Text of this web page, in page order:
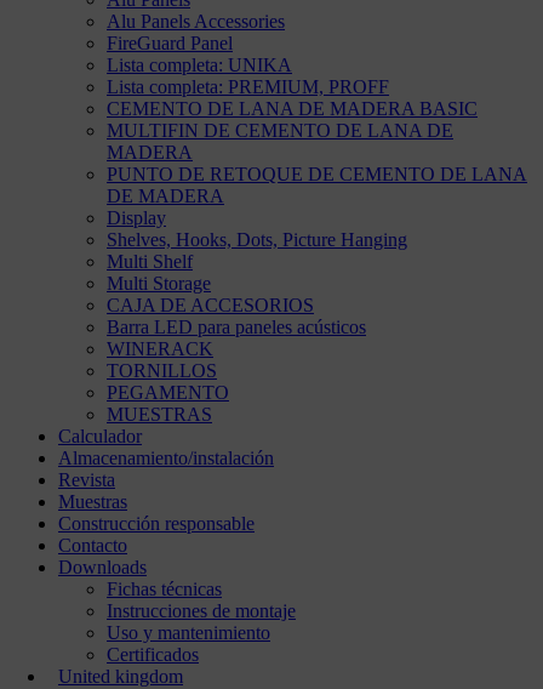
Alu Panels Accessories
FireGuard Panel
Lista completa: UNIKA
Lista completa: PREMIUM, PROFF
CEMENTO DE LANA DE MADERA BASIC
MULTIFIN DE CEMENTO DE LANA DE
MADERA
PUNTO DE RETOQUE DE CEMENTO DE LANA
DE MADERA
Display
Shelves, Hooks, Dots, Picture Hanging
Multi Shelf
Multi Storage
CAJA DE ACCESORIOS
Barra LED para paneles acústicos
WINERACK
TORNILLOS
PEGAMENTO
MUESTRAS
Calculador
Almacenamiento/instalación
Revista
Muestras
Construcción responsable
Contacto
Downloads
Fichas técnicas
Instrucciones de montaje
Uso y mantenimiento
Certificados
United kingdom